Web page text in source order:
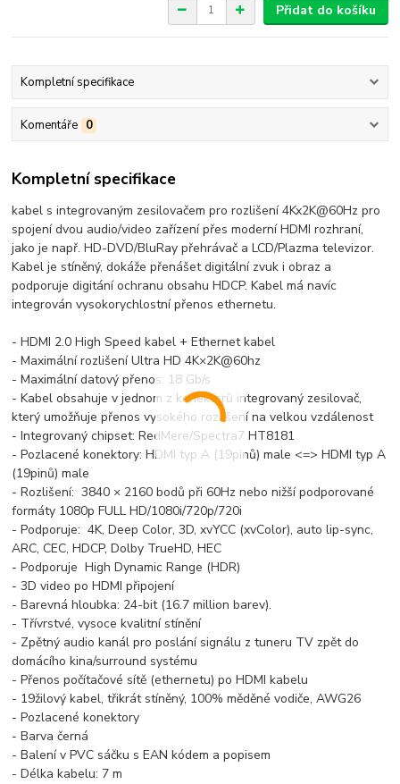
Přidat do košíku
Kompletní specifikace
Komentáře 0
Kompletní specifikace
kabel s integrovaným zesilovačem pro rozlišení 4Kx2K@60Hz pro
spojení dvou audio/video zařízení přes moderní HDMI rozhraní,
jako je např. HD-DVD/BluRay přehrávač a LCD/Plazma televizor.
Kabel je stíněný, dokáže přenášet digitální zvuk i obraz a
podporuje digitání ochranu obsahu HDCP. Kabel má navíc
integrován vysokorychlostní přenos ethernetu.
- HDMI 2.0 High Speed kabel + Ethernet kabel
- Maximální rozlišení Ultra HD 4K×2K@60hz
- Maximální datový přenos: 18 Gb/s
- Kabel obsahuje v jednom z konektorů integrovaný zesilovač,
který umožňuje přenos vysokého rozlišení na velkou vzdálenost
- Integrovaný chipset: RedMere/Spectra7 HT8181
- Pozlacené konektory: HDMI typ A (19pinů) male <=> HDMI typ A
(19pinů) male
- Rozlišení: 3840 × 2160 bodů při 60Hz nebo nižší podporované
formáty 1080p FULL HD/1080i/720p/720i
- Podporuje: 4K, Deep Color, 3D, xvYCC (xvColor), auto lip-sync,
ARC, CEC, HDCP, Dolby TrueHD, HEC
- Podporuje High Dynamic Range (HDR)
- 3D video po HDMI připojení
- Barevná hloubka: 24-bit (16.7 million barev).
- Třívrstvé, vysoce kvalitní stínění
- Zpětný audio kanál pro poslání signálu z tuneru TV zpět do
domácího kina/surround systému
- Přenos počítačové sítě (ethernetu) po HDMI kabelu
- 19žilový kabel, třikrát stíněný, 100% měděné vodiče, AWG26
- Pozlacené konektory
- Barva černá
- Balení v PVC sáčku s EAN kódem a popisem
- Délka kabelu: 7 m